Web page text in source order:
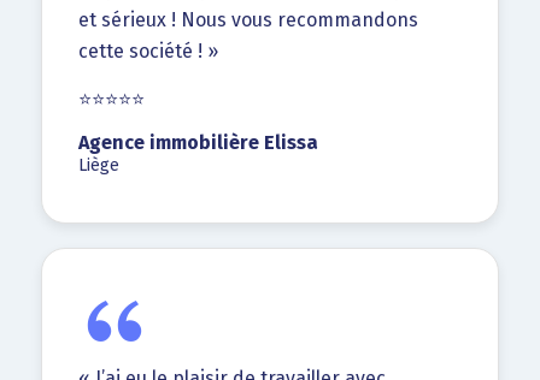
et sérieux ! Nous vous recommandons
cette société ! »
⭐⭐⭐⭐⭐
Agence immobilière Elissa
Liège